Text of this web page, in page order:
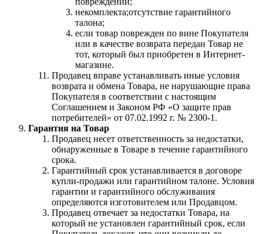
некомплекта;отсутствие гарантийного
талона;
если товар поврежден по вине Покупателя
или в качестве возврата передан Товар не
тот, который был приобретен в Интернет-
магазине.
Продавец вправе устанавливать иные условия
возврата и обмена Товара, не нарушающие права
Покупателя в соответствии с настоящим
Соглашением и Законом РФ «О защите прав
потребителей» от 07.02.1992 г. № 2300-1.
Гарантия на Товар
Продавец несет ответственность за недостатки,
обнаруженные в Товаре в течение гарантийного
срока.
Гарантийный срок устанавливается в договоре
купли-продажи или гарантийном талоне. Условия
гарантии и гарантийного обслуживания
определяются изготовителем или Продавцом.
Продавец отвечает за недостатки Товара, на
который не установлен гарантийный срок, если